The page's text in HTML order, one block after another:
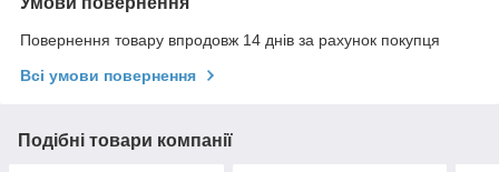
Повернення товару впродовж 14 днів за рахунок покупця
Всі умови повернення
Подібні товари компанії